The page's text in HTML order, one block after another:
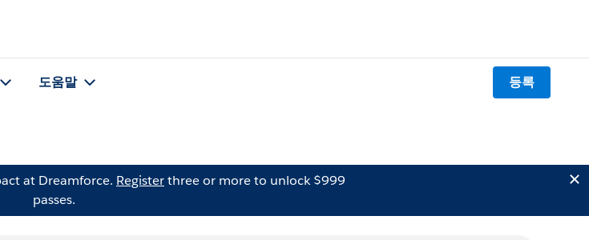
도움말 등록
at Dreamforce. Registerthree or more to unlock $999
passes.